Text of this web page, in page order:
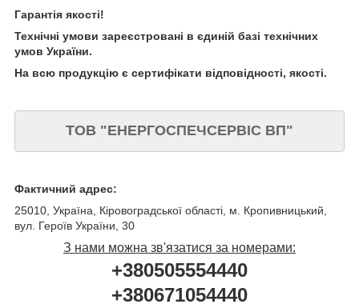
Гарантія якості!
Технічні умови зареєстровані в єдиній базі технічних
умов України.
На всю продукцію є сертифікати відповідності, якості.
ТОВ "ЕНЕРГОСПЕЧСЕРВІС ВП"
Фактичний адрес:
25010, Україна, Кіровоградської області, м. Кропивницький,
вул. Героїв України, 30
З нами можна зв'язатися за номерами:
+380505554440
+380671054440